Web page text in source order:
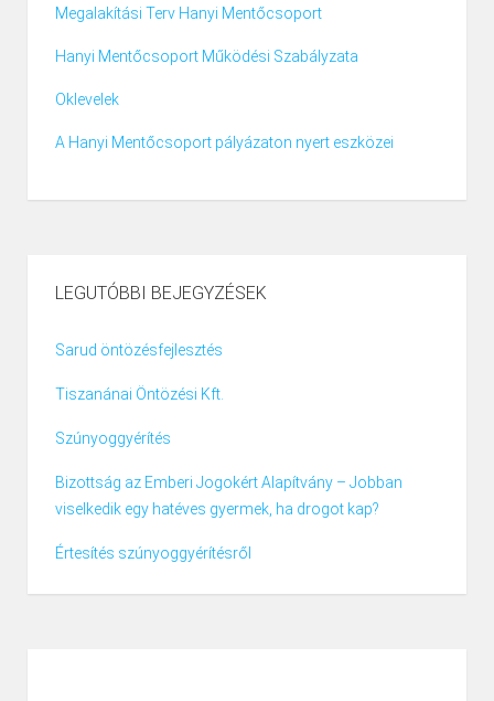
Megalakítási Terv Hanyi Mentőcsoport
Hanyi Mentőcsoport Működési Szabályzata
Oklevelek
A Hanyi Mentőcsoport pályázaton nyert eszközei
LEGUTÓBBI BEJEGYZÉSEK
Sarud öntözésfejlesztés
Tiszanánai Öntözési Kft.
Szúnyoggyérítés
Bizottság az Emberi Jogokért Alapítvány – Jobban
viselkedik egy hatéves gyermek, ha drogot kap?
Értesítés szúnyoggyérítésről